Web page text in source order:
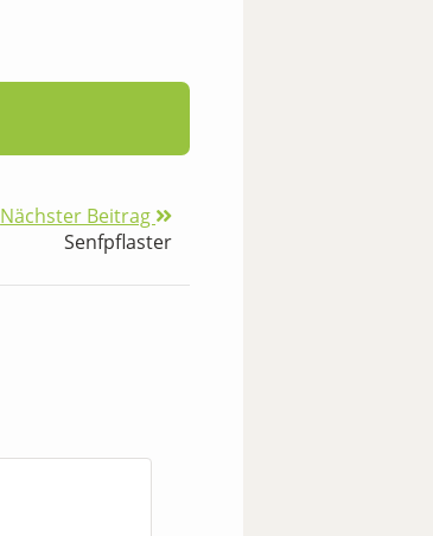
Nächster Beitrag
Senfpflaster